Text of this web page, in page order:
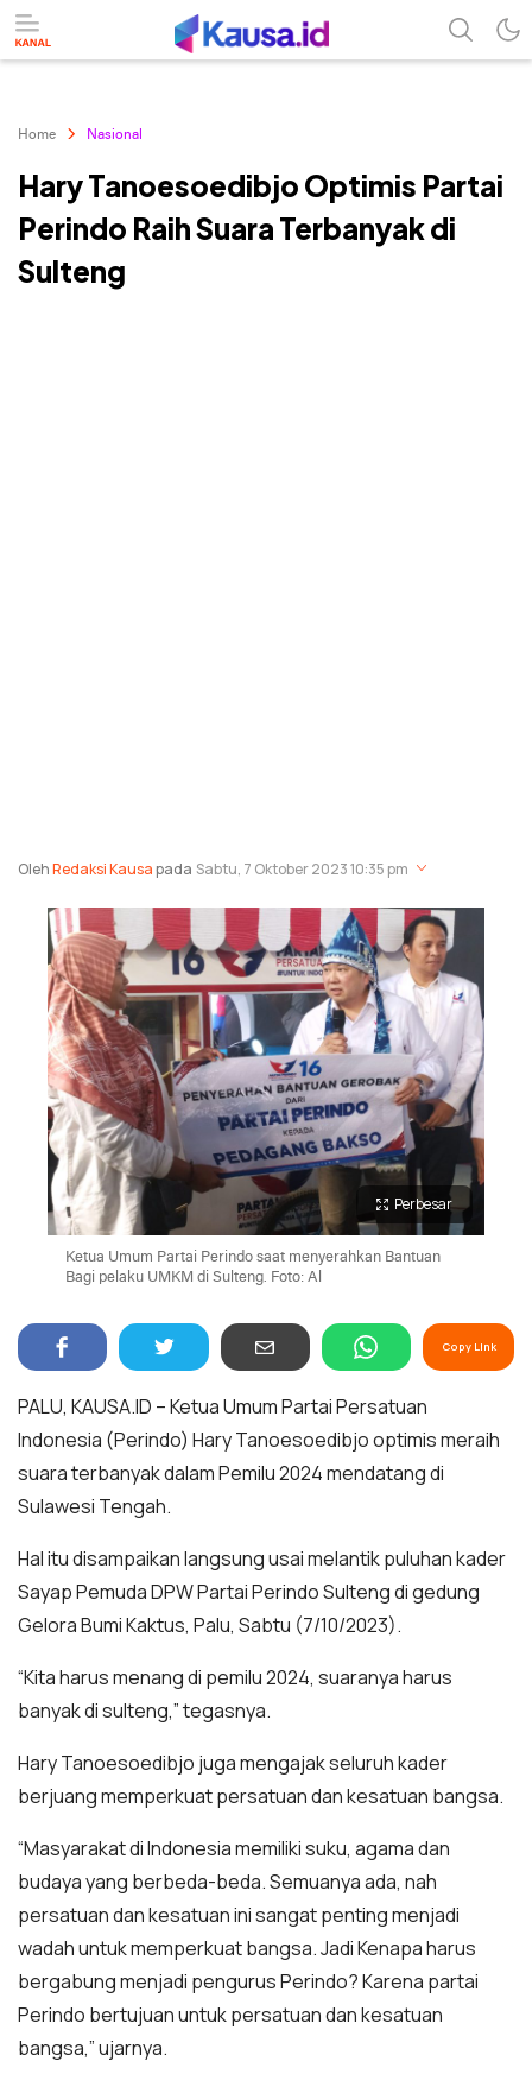
Home Nasional
Hary Tanoesoedibjo Optimis Partai
Perindo Raih Suara Terbanyak di
Sulteng
OlehRedaksi Kausapada Sabtu, 7 Oktober 2023 10:35 pm
Perbesar
Ketua Umum Partai Perindo saat menyerahkan Bantuan
Bagi pelaku UMKM di Sulteng. Foto: Al
Copy Link
PALU, KAUSA.ID – Ketua Umum Partai Persatuan
Indonesia (Perindo) Hary Tanoesoedibjo optimis meraih
suara terbanyak dalam Pemilu 2024 mendatang di
Sulawesi Tengah.
Hal itu disampaikan langsung usai melantik puluhan kader
Sayap Pemuda DPW Partai Perindo Sulteng di gedung
Gelora Bumi Kaktus, Palu, Sabtu (7/10/2023).
“Kita harus menang di pemilu 2024, suaranya harus
banyak di sulteng,” tegasnya.
Hary Tanoesoedibjo juga mengajak seluruh kader
berjuang memperkuat persatuan dan kesatuan bangsa.
“Masyarakat di Indonesia memiliki suku, agama dan
budaya yang berbeda-beda. Semuanya ada, nah
persatuan dan kesatuan ini sangat penting menjadi
wadah untuk memperkuat bangsa. Jadi Kenapa harus
bergabung menjadi pengurus Perindo? Karena partai
Perindo bertujuan untuk persatuan dan kesatuan
bangsa,” ujarnya.